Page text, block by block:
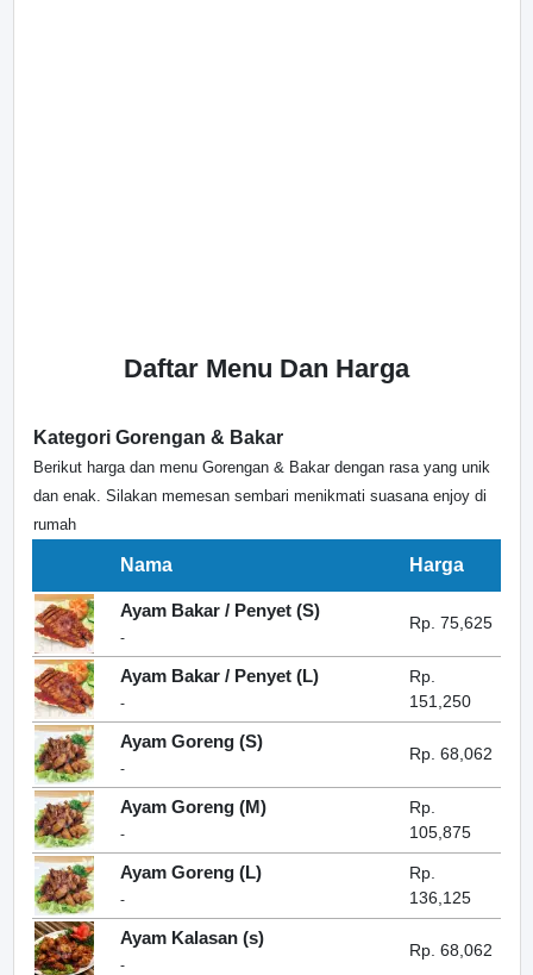
Daftar Menu Dan Harga
Kategori Gorengan & Bakar
Berikut harga dan menu Gorengan & Bakar dengan rasa yang unik
dan enak. Silakan memesan sembari menikmati suasana enjoy di
rumah
Nama Harga
Ayam Bakar / Penyet (S)
-
Rp. 75,625
Ayam Bakar / Penyet (L)
-
Rp.
151,250
Ayam Goreng (S)
-
Rp. 68,062
Ayam Goreng (M)
-
Rp.
105,875
Ayam Goreng (L)
-
Rp.
136,125
Ayam Kalasan (s)
-
Rp. 68,062